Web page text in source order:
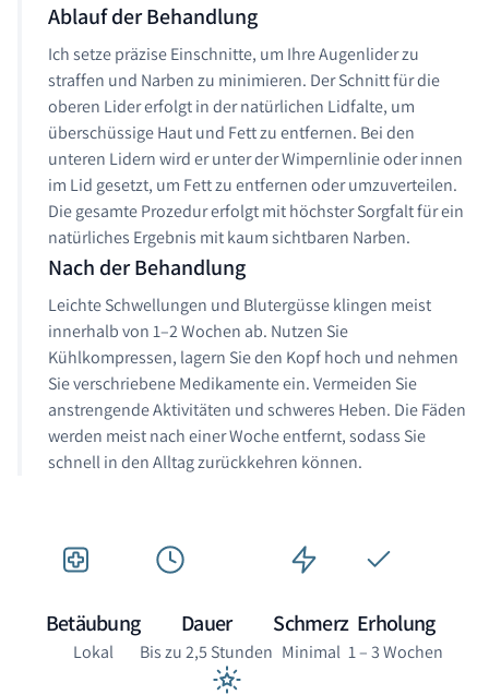
Ablauf der Behandlung
Ich setze präzise Einschnitte, um Ihre Augenlider zu
straffen und Narben zu minimieren. Der Schnitt für die
oberen Lider erfolgt in der natürlichen Lidfalte, um
überschüssige Haut und Fett zu entfernen. Bei den
unteren Lidern wird er unter der Wimpernlinie oder innen
im Lid gesetzt, um Fett zu entfernen oder umzuverteilen.
Die gesamte Prozedur erfolgt mit höchster Sorgfalt für ein
natürliches Ergebnis mit kaum sichtbaren Narben.
Nach der Behandlung
Leichte Schwellungen und Blutergüsse klingen meist
innerhalb von 1–2 Wochen ab. Nutzen Sie
Kühlkompressen, lagern Sie den Kopf hoch und nehmen
Sie verschriebene Medikamente ein. Vermeiden Sie
anstrengende Aktivitäten und schweres Heben. Die Fäden
werden meist nach einer Woche entfernt, sodass Sie
schnell in den Alltag zurückkehren können.
Betäubung
Lokal
Dauer
Bis zu 2,5 Stunden
Schmerz
Minimal
Erholung
1 – 3 Wochen